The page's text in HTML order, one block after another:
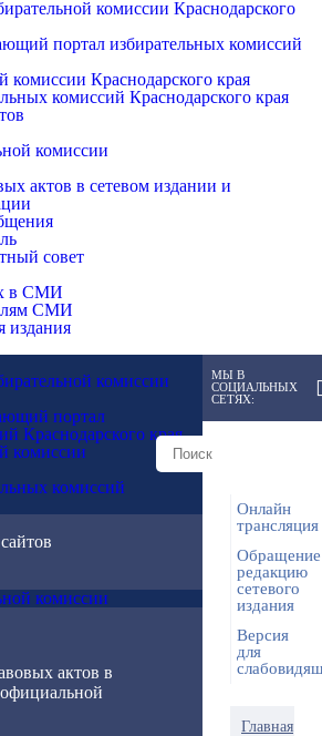
комиссии Краснодарского
портал избирательных комиссий
комиссии Краснодарского края
комиссий Краснодарского края
комиссии
актов в сетевом издании и
совет
в СМИ
СМИ
издания
комиссии
портал
Краснодарского края
комиссии
комиссий
комиссии
актов в
МЫ В
СОЦИАЛЬНЫХ
СЕТЯХ:
Онлайн
трансляция
редакцию
сетевого
издания
Версия
для
Главная